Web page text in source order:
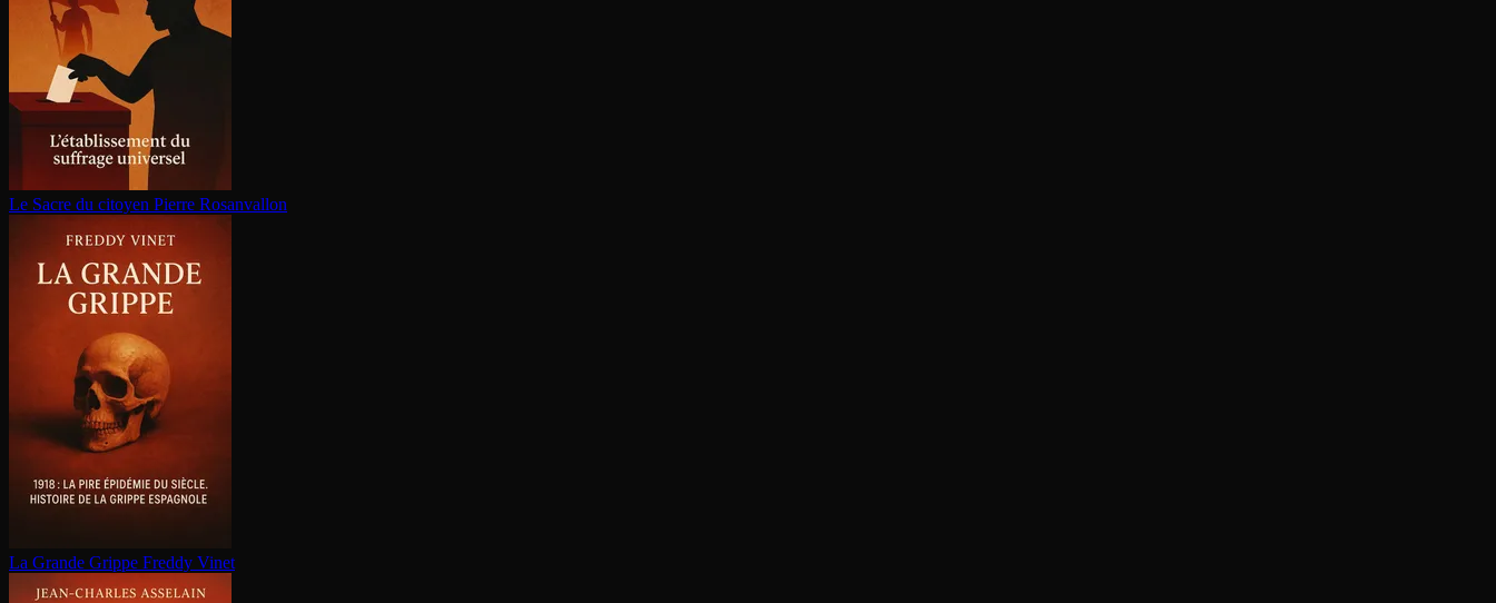
Le Sacre du citoyen Pierre Rosanvallon
La Grande Grippe Freddy Vinet